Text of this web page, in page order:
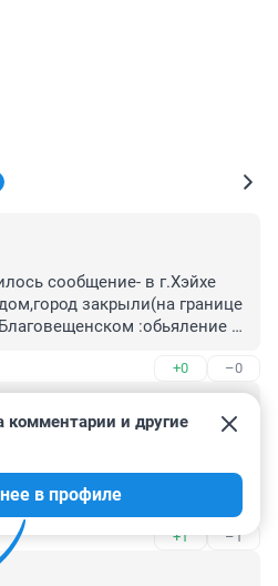
сообщение- в г.Хэйхе
закрыли(на границе
:обьяление
+0 –0
над лекарством то
? Надоело уже одно и
.....
+1 –1
комментарии и другие
в профиле